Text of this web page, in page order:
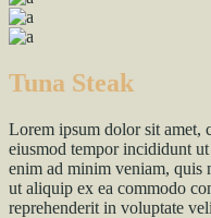
Tuna Steak
Lorem ipsum dolor sit amet,
eiusmod tempor incididunt
enim ad minim veniam, quis
ut aliquip ex ea commodo
reprehenderit in voluptate